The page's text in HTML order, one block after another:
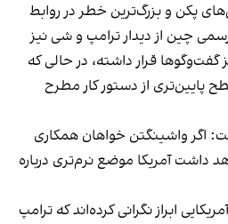
پکن و بزرگ‌ترین خطر در روابط
چین از دیدار ترامپ و شی نیز
قرار داشته، در حالی که
پایین‌تری از دستور کار مطرح
اگر واشینگتن خواهان همکاری
داشت آمریکا موضع نرم‌تری درباره
ابراز نگرانی کرده‌اند که ترامپ